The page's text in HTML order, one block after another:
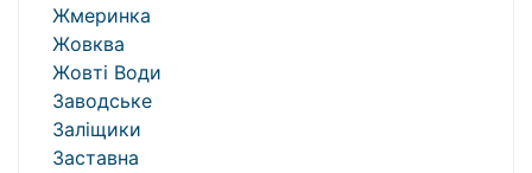
Жмеринка
Жовква
Жовті Води
Заводське
Заліщики
Заставна